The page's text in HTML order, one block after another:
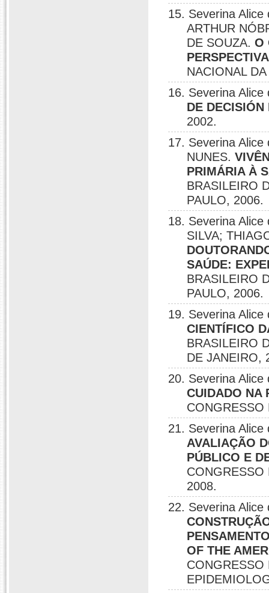
15. Severina
ARTHUR
DE SOUZA.O
NACIONAL
16. Severina
DE DECISIÓN
2002.
17. Severina Alice
NUNES.
PRIMÁRIA À
BRASILEIRO
PAULO, 2006.
18. Severina Alice
SILVA;
SAÚDE:
BRASILEIRO
PAULO, 2006.
19. Severina
CIENTÍFICO
BRASILEIRO
DE JANEIRO,
20. Severina
CUIDADO NA
CONGRESSO
21. Severina
AVALIAÇÃO
PÚBLICO E
2008.
22. Severina
OF THE
CONGRESSO